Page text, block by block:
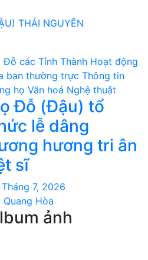
THÁI NGUYÊN
Đỗ các Tỉnh Thành Hoạt động
ban thường trực Thông tin
họ Văn hoá Nghệ thuật
Đỗ (Đậu) tổ
lễ dâng
hương tri ân
sĩ
7, 2026
Hòa
ảnh